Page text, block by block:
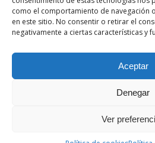
como el comportamiento de navegación
en este sitio. No consentir o retirar el
negativamente a ciertas características y
Aceptar
Denegar
Ver
Facebook
Copyright © 2026. All